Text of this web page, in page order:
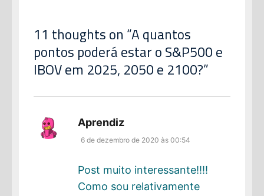
11 thoughts on “A quantos
pontos poderá estar o S&P500 e
IBOV em 2025, 2050 e 2100?”
Aprendizdisse:
6 de dezembro de 2020 às 00:54
Post muito interessante!!!!
Como sou relativamente